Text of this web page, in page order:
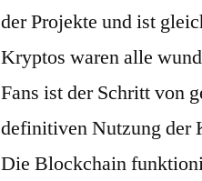
der Projekte und ist
Kryptos waren alle
Fans ist der Schritt von
definitiven Nutzung der
Die Blockchain